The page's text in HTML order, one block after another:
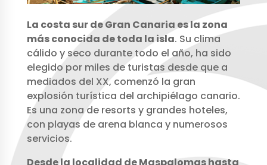
La costa sur de Gran Canaria es la zona
más conocida de toda la isla. Su clima
cálido y seco durante todo el año, ha sido
elegido por miles de turistas desde que a
mediados del XX, comenzó la gran
explosión turística del archipiélago canario.
Es una zona de resorts y grandes hoteles,
con playas de arena blanca y numerosos
servicios.
Desde la localidad de Maspalomas hasta